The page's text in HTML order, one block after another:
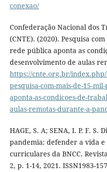
conexao/
Confederação Nacional dos
(CNTE). (2020). Pesquisa
rede pública aponta as
desenvolvimento de aulas
https://cnte.org.br/index.php/
pesquisa-com-mais-de-15-
aponta-as-condicoes-de-
aulas-remotas-durante-a-
HAGE, S. A; SENA, I. P. F. S.
pandemia: defender a vida e
curriculares da BNCC.
2, p. 1-14, 2021. ISSN1983-